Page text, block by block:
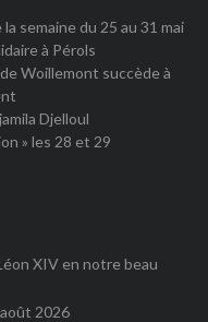
semaine du 25 au 31 mai
à Pérols
Woillemont succède à
Djelloul
» les 28 et 29
XIV en notre beau
2026